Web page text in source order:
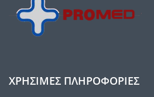
ΧΡΉΣΙΜΕΣ ΠΛΗΡΟΦΟΡΊΕΣ